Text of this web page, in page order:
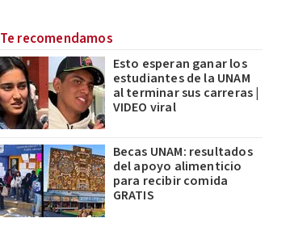
Te recomendamos
Esto esperan ganar los
estudiantes de la UNAM
al terminar sus carreras |
VIDEO viral
Becas UNAM: resultados
del apoyo alimenticio
para recibir comida
GRATIS